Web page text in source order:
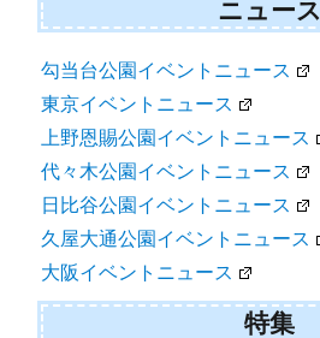
ニュース
勾当台公園イベントニュース
東京イベントニュース
上野恩賜公園イベントニュース
代々木公園イベントニュース
日比谷公園イベントニュース
久屋大通公園イベントニュース
大阪イベントニュース
特集